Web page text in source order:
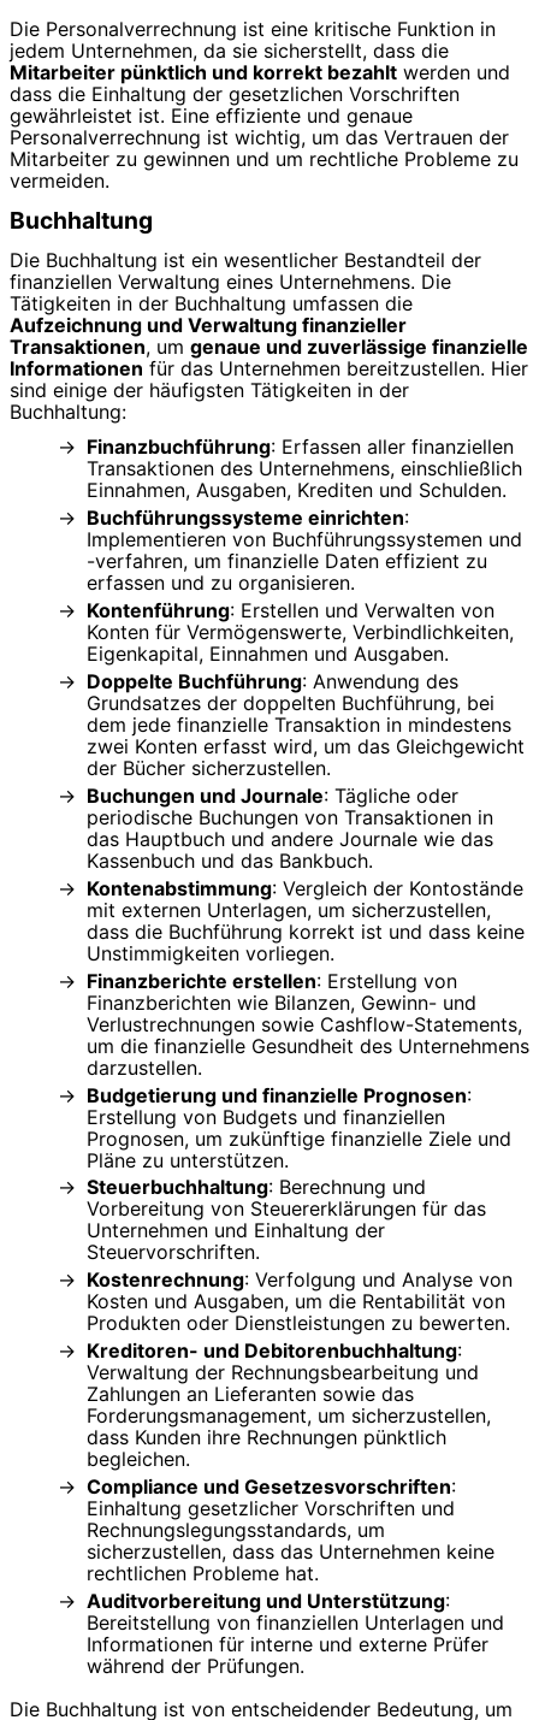
Die Personalverrechnung ist eine kritische Funktion in
jedem Unternehmen, da sie sicherstellt, dass die
Mitarbeiter pünktlich und korrekt bezahlt werden und
dass die Einhaltung der gesetzlichen Vorschriften
gewährleistet ist. Eine effiziente und genaue
Personalverrechnung ist wichtig, um das Vertrauen der
Mitarbeiter zu gewinnen und um rechtliche Probleme zu
vermeiden.
Buchhaltung
Die Buchhaltung ist ein wesentlicher Bestandteil der
finanziellen Verwaltung eines Unternehmens. Die
Tätigkeiten in der Buchhaltung umfassen die
Aufzeichnung und Verwaltung finanzieller
Transaktionen, um genaue und zuverlässige finanzielle
Informationen für das Unternehmen bereitzustellen. Hier
sind einige der häufigsten Tätigkeiten in der
Buchhaltung:
Finanzbuchführung: Erfassen aller finanziellen
Transaktionen des Unternehmens, einschließlich
Einnahmen, Ausgaben, Krediten und Schulden.
Buchführungssysteme einrichten:
Implementieren von Buchführungssystemen und
-verfahren, um finanzielle Daten effizient zu
erfassen und zu organisieren.
Kontenführung: Erstellen und Verwalten von
Konten für Vermögenswerte, Verbindlichkeiten,
Eigenkapital, Einnahmen und Ausgaben.
Doppelte Buchführung: Anwendung des
Grundsatzes der doppelten Buchführung, bei
dem jede finanzielle Transaktion in mindestens
zwei Konten erfasst wird, um das Gleichgewicht
der Bücher sicherzustellen.
Buchungen und Journale: Tägliche oder
periodische Buchungen von Transaktionen in
das Hauptbuch und andere Journale wie das
Kassenbuch und das Bankbuch.
Kontenabstimmung: Vergleich der Kontostände
mit externen Unterlagen, um sicherzustellen,
dass die Buchführung korrekt ist und dass keine
Unstimmigkeiten vorliegen.
Finanzberichte erstellen: Erstellung von
Finanzberichten wie Bilanzen, Gewinn- und
Verlustrechnungen sowie Cashflow-Statements,
um die finanzielle Gesundheit des Unternehmens
darzustellen.
Budgetierung und finanzielle Prognosen:
Erstellung von Budgets und finanziellen
Prognosen, um zukünftige finanzielle Ziele und
Pläne zu unterstützen.
Steuerbuchhaltung: Berechnung und
Vorbereitung von Steuererklärungen für das
Unternehmen und Einhaltung der
Steuervorschriften.
Kostenrechnung: Verfolgung und Analyse von
Kosten und Ausgaben, um die Rentabilität von
Produkten oder Dienstleistungen zu bewerten.
Kreditoren- und Debitorenbuchhaltung:
Verwaltung der Rechnungsbearbeitung und
Zahlungen an Lieferanten sowie das
Forderungsmanagement, um sicherzustellen,
dass Kunden ihre Rechnungen pünktlich
begleichen.
Compliance und Gesetzesvorschriften:
Einhaltung gesetzlicher Vorschriften und
Rechnungslegungsstandards, um
sicherzustellen, dass das Unternehmen keine
rechtlichen Probleme hat.
Auditvorbereitung und Unterstützung:
Bereitstellung von finanziellen Unterlagen und
Informationen für interne und externe Prüfer
während der Prüfungen.
Die Buchhaltung ist von entscheidender Bedeutung, um